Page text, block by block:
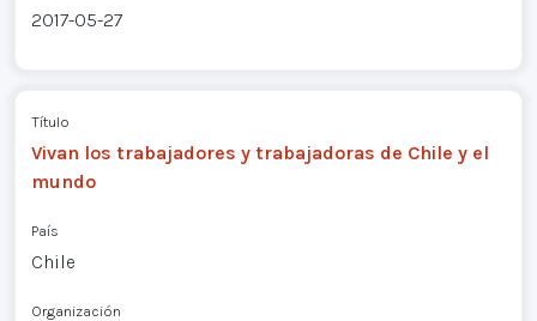
2017-05-27
Título
Vivan los trabajadores y trabajadoras de Chile y el
mundo
País
Chile
Organización